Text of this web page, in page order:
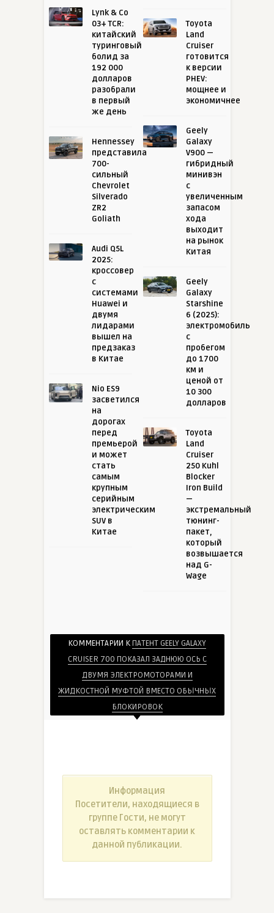
Lynk & Co
03+ TCR:
китайский
туринговый
болид за
192 000
долларов
разобрали
в первый
же день
Hennessey
представила
700-
сильный
Chevrolet
Silverado
ZR2
Goliath
Audi Q5L
2025:
кроссовер
с
системами
Huawei и
двумя
лидарами
вышел на
предзаказ
в Китае
Nio ES9
засветился
на
дорогах
перед
премьерой
и может
стать
самым
крупным
серийным
электрическим
SUV в
Китае
Toyota
Land
Cruiser
готовится
к версии
PHEV:
мощнее и
экономичнее
Geely
Galaxy
V900 —
гибридный
минивэн
с
увеличенным
запасом
хода
выходит
на рынок
Китая
Geely
Galaxy
Starshine
6 (2025):
электромобиль
с
пробегом
до 1700
км и
ценой от
10 300
долларов
Toyota
Land
Cruiser
250 Kuhl
Blocker
Iron Build
—
экстремальный
тюнинг-
пакет,
который
возвышается
над G-
Wage
КОММЕНТАРИИ КПАТЕНТ GEELY GALAXY
CRUISER 700 ПОКАЗАЛ ЗАДНЮЮ ОСЬ С
ДВУМЯ ЭЛЕКТРОМОТОРАМИ И
ЖИДКОСТНОЙ МУФТОЙ ВМЕСТО ОБЫЧНЫХ
БЛОКИРОВОК
Информация
Посетители, находящиеся в
группе Гости, не могут
оставлять комментарии к
данной публикации.